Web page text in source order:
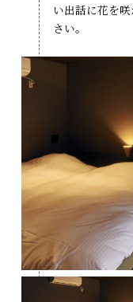
い出話に花を
さい。